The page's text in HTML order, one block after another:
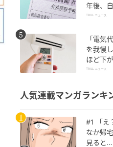
年後、
通知”に
TRILL ニュース
「電気
を我慢
ほど下
すると…
TRILL ニュース
人気連載マンガランキ
#1 「え
なか帰
見ると